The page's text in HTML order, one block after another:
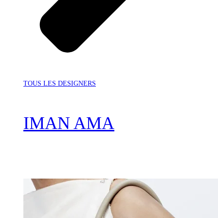
TOUS LES DESIGNERS
IMAN AMA